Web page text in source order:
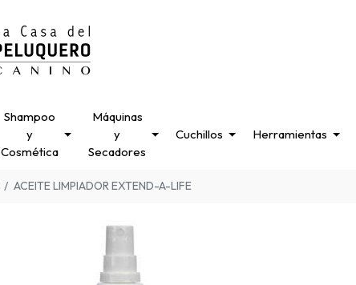
Shampoo
y
Cosmética
Máquinas
y
Secadores
Cuchillos Herramientas
ACEITE LIMPIADOR EXTEND-A-LIFE